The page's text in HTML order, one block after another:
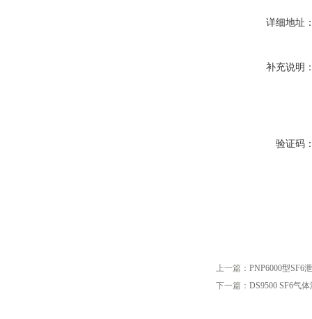
详细地址
补充说明
验证码
上一篇： PNP6000型SF6
下一篇： DS9500 SF6气